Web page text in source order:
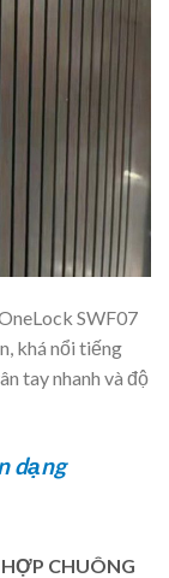
SWF07
khá nổi tiếng
tay nhanh và độ
dạng
CHUÔNG